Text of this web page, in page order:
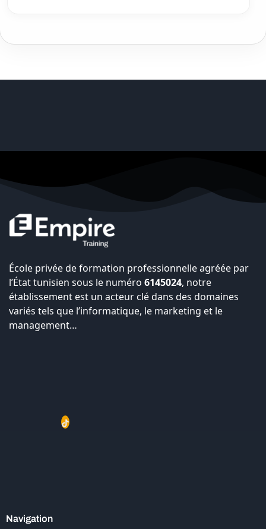
École privée de formation professionnelle agréée par
l’État tunisien sous le numéro 6145024, notre
établissement est un acteur clé dans des domaines
variés tels que l’informatique, le marketing et le
management…
Navigation